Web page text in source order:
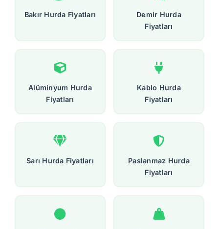
Bakır Hurda Fiyatları
Demir Hurda
Fiyatları
Alüminyum Hurda
Fiyatları
Kablo Hurda
Fiyatları
Sarı Hurda Fiyatları
Paslanmaz Hurda
Fiyatları